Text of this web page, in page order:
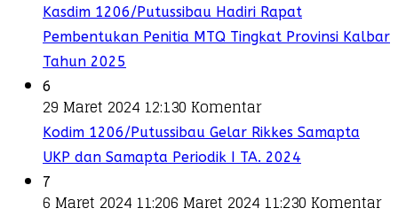
Kasdim 1206/Putussibau Hadiri Rapat
Pembentukan Penitia MTQ Tingkat Provinsi Kalbar
Tahun 2025
6
29 Maret 2024 12:130 Komentar
Kodim 1206/Putussibau Gelar Rikkes Samapta
UKP dan Samapta Periodik I TA. 2024
7
6 Maret 2024 11:206 Maret 2024 11:230 Komentar